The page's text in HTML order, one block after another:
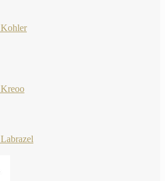
Kohler
Kreoo
Labrazel